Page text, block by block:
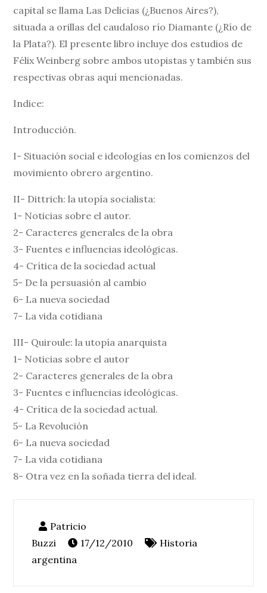
capital se llama Las Delicias (¿Buenos Aires?),
situada a orillas del caudaloso río Diamante (¿Río de
la Plata?). El presente libro incluye dos estudios de
Félix Weinberg sobre ambos utopistas y también sus
respectivas obras aquí mencionadas.
Indice:
Introducción.
I- Situación social e ideologías en los comienzos del
movimiento obrero argentino.
II- Dittrich: la utopía socialista:
1- Noticias sobre el autor.
2- Caracteres generales de la obra
3- Fuentes e influencias ideológicas.
4- Crítica de la sociedad actual
5- De la persuasión al cambio
6- La nueva sociedad
7- La vida cotidiana
III- Quiroule: la utopía anarquista
1- Noticias sobre el autor
2- Caracteres generales de la obra
3- Fuentes e influencias ideológicas.
4- Crítica de la sociedad actual.
5- La Revolución
6- La nueva sociedad
7- La vida cotidiana
8- Otra vez en la soñada tierra del ideal.
17/12/2010
Historia
argentina